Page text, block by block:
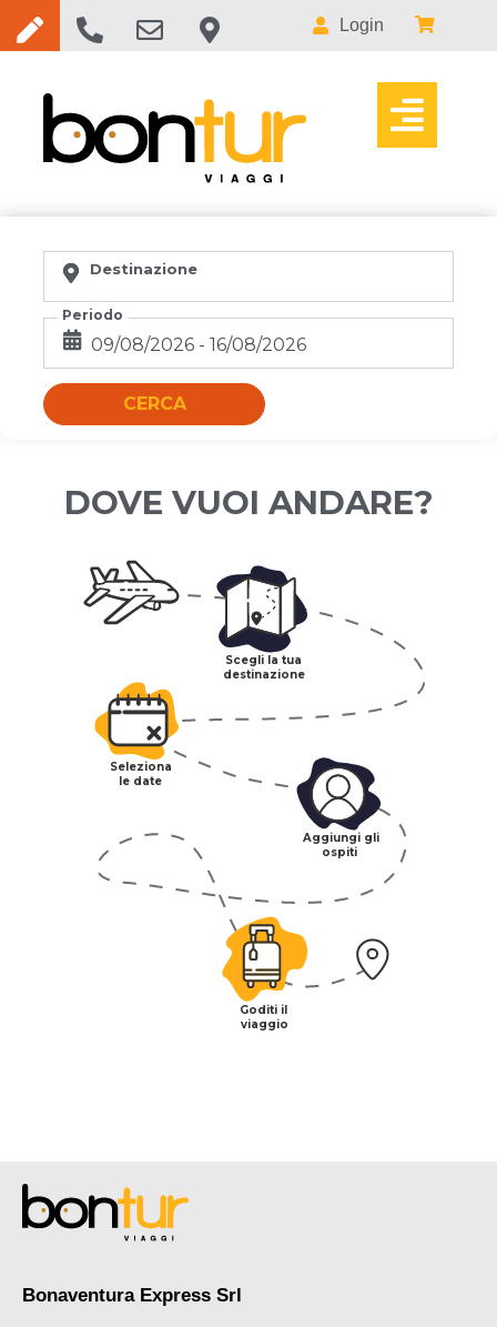
Login
Destinazione
Periodo
CERCA
DOVE VUOI ANDARE?
Goditi il
viaggio
Aggiungi gli
ospiti
Seleziona
le date
Scegli la tua
destinazione
Bonaventura Express Srl